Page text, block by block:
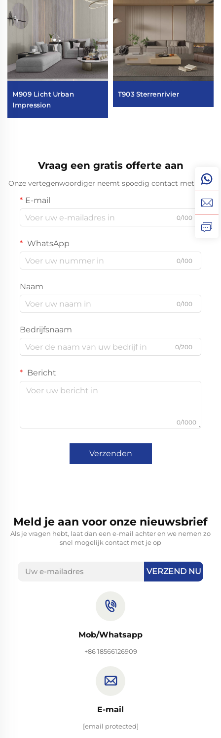
M909 Licht Urban
Impression
T903 Sterrenrivier
Vraag een gratis offerte aan
Onze vertegenwoordiger neemt spoedig contact met u op.
E-mail
0/100
WhatsApp
0/100
Naam
0/100
Bedrijfsnaam
0/200
Bericht
0/1000
Verzenden
Meld je aan voor onze nieuwsbrief
Als je vragen hebt, laat dan een e-mail achter en we nemen zo
snel mogelijk contact met je op
VERZEND NU
Mob/Whatsapp
+86 18566126909
E-mail
[email protected]